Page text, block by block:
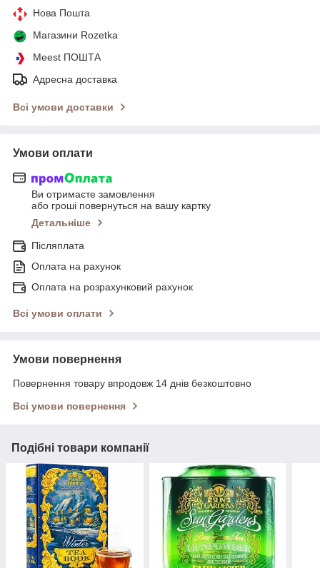
Нова Пошта
Магазини Rozetka
Meest ПОШТА
Адресна доставка
Всі умови доставки
Умови оплати
Ви отримаєте замовлення
або гроші повернуться на вашу картку
Детальніше
Післяплата
Оплата на рахунок
Оплата на розрахунковий рахунок
Всі умови оплати
Умови повернення
Повернення товару впродовж 14 днів безкоштовно
Всі умови повернення
Подібні товари компанії